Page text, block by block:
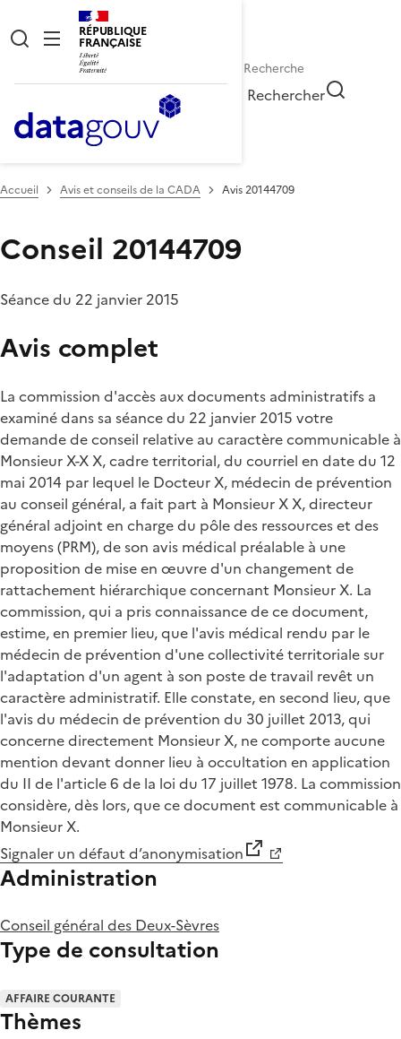
RÉPUBLIQUE
FRANÇAISE
Rechercher
Accueil Avis et conseils de la CADA Avis 20144709
Conseil 20144709
Séance du 22 janvier 2015
Avis complet
La commission d'accès aux documents administratifs a
examiné dans sa séance du 22 janvier 2015 votre
demande de conseil relative au caractère communicable à
Monsieur X-X X, cadre territorial, du courriel en date du 12
mai 2014 par lequel le Docteur X, médecin de prévention
au conseil général, a fait part à Monsieur X X, directeur
général adjoint en charge du pôle des ressources et des
moyens (PRM), de son avis médical préalable à une
proposition de mise en œuvre d'un changement de
rattachement hiérarchique concernant Monsieur X. La
commission, qui a pris connaissance de ce document,
estime, en premier lieu, que l'avis médical rendu par le
médecin de prévention d'une collectivité territoriale sur
l'adaptation d'un agent à son poste de travail revêt un
caractère administratif. Elle constate, en second lieu, que
l'avis du médecin de prévention du 30 juillet 2013, qui
concerne directement Monsieur X, ne comporte aucune
mention devant donner lieu à occultation en application
du II de l'article 6 de la loi du 17 juillet 1978. La commission
considère, dès lors, que ce document est communicable à
Monsieur X.
Signaler un défaut d’anonymisation
Administration
Conseil général des Deux-Sèvres
Type de consultation
AFFAIRE COURANTE
Thèmes